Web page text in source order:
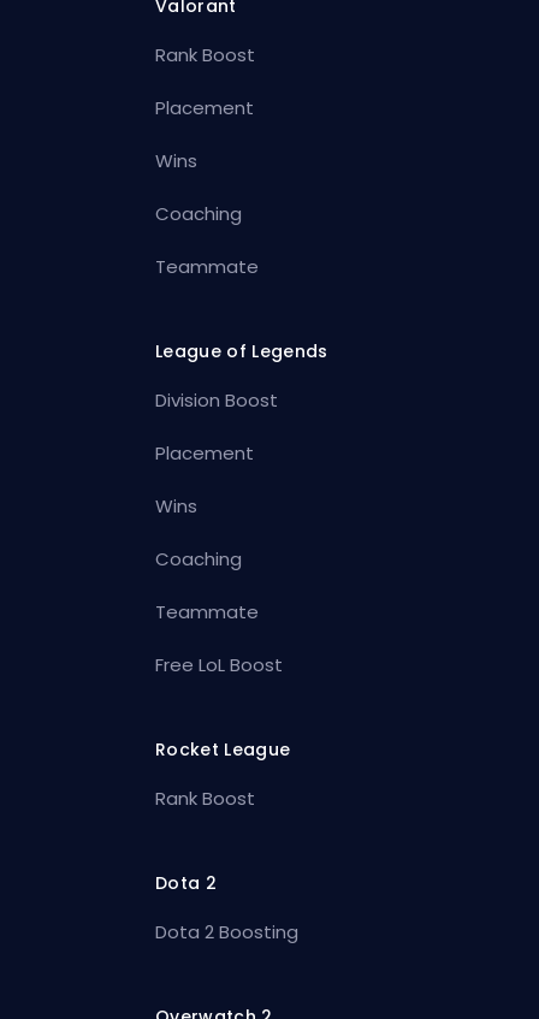
Valorant
Rank Boost
Placement
Wins
Coaching
Teammate
League of Legends
Division Boost
Placement
Wins
Coaching
Teammate
Free LoL Boost
Rocket League
Rank Boost
Dota 2
Dota 2 Boosting